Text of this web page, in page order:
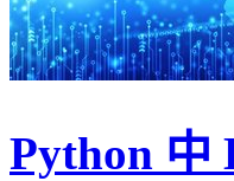
Python 中